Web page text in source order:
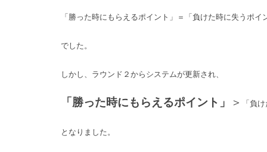
「勝った時にもらえるポイント」＝「負けた時に失うポイ
でした。
しかし、ラウンド２からシステムが更新され、
「勝った時にもらえるポイント」 ＞ 「負
となりました。